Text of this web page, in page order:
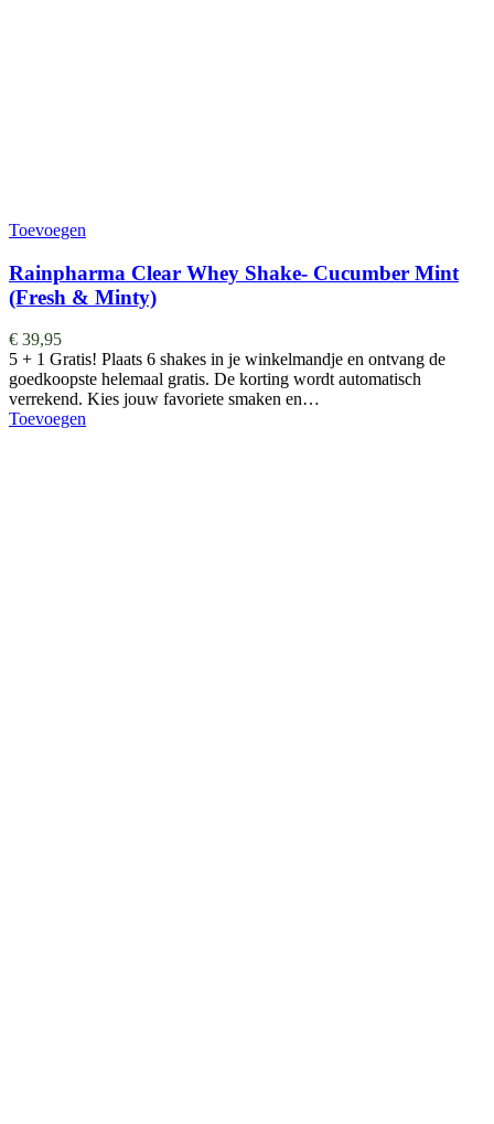
Toevoegen
Rainpharma Clear Whey Shake- Cucumber Mint
(Fresh & Minty)
€ 39,95
5 + 1 Gratis! Plaats 6 shakes in je winkelmandje en ontvang de
goedkoopste helemaal gratis. De korting wordt automatisch
verrekend. Kies jouw favoriete smaken en…
Toevoegen